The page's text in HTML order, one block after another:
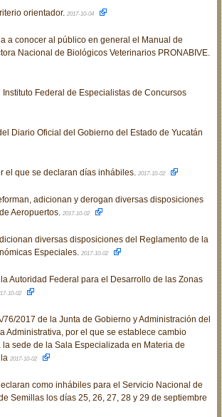
orientador. 2017-10-04
a conocer al público en general el Manual de
Nacional de Biológicos Veterinarios PRONABIVE.
Instituto Federal de Especialistas de Concursos
Diario Oficial del Gobierno del Estado de Yucatán
el que se declaran días inhábiles. 2017-10-02
adicionan y derogan diversas disposiciones
Aeropuertos. 2017-10-02
diversas disposiciones del Reglamento de la
Especiales. 2017-10-02
Autoridad Federal para el Desarrollo de las Zonas
10-02
2017 de la Junta de Gobierno y Administración del
Administrativa, por el que se establece cambio
sede de la Sala Especializada en Materia de
2017-10-02
como inhábiles para el Servicio Nacional de
Semillas los días 25, 26, 27, 28 y 29 de septiembre